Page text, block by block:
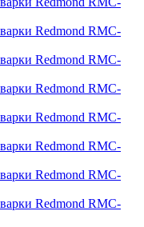
Redmond RMC-
Redmond RMC-
Redmond RMC-
Redmond RMC-
Redmond RMC-
Redmond RMC-
Redmond RMC-